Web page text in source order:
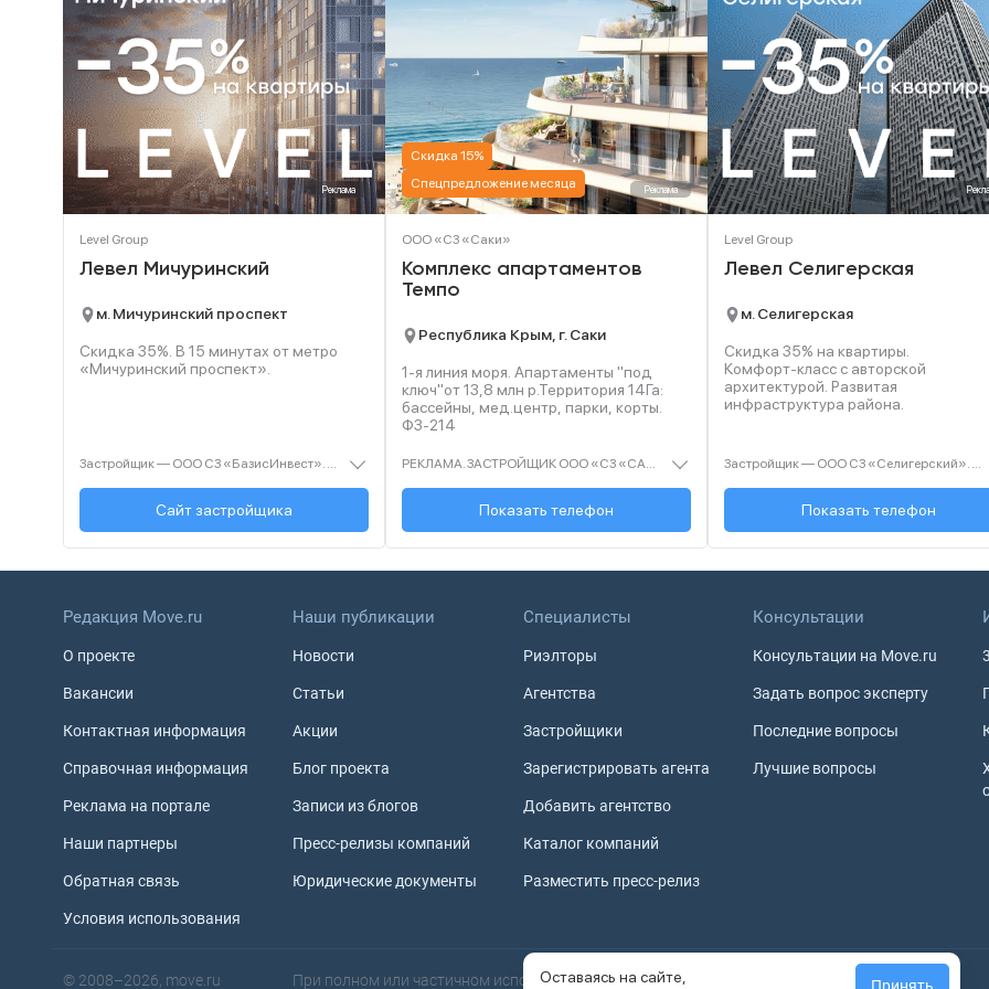
Оставаясь на сайте,
Реклама
Level Group
Левел Мичуринский
м. Мичуринский проспект
Скидка 35%. В 15 минутах от метро
«Мичуринский проспект».
Застройщик — ООО СЗ «БазисИнвест». Проектная декларация — наш.дом.рф. Акция до 31.08.2026. Не оферта. Подробности — level.ru
Сайт застройщика
Скидка 15%
Спецпредложение месяца
Реклама
ООО «СЗ «Саки»
Комплекс апартаментов
Темпо
Республика Крым, г. Саки
1-я линия моря. Апартаменты "под
ключ"от 13,8 млн р.Территория 14Га:
бассейны, мед.центр, парки, корты.
ФЗ-214
РЕКЛАМА. ЗАСТРОЙЩИК ООО «СЗ «САКИ». ИНН 9102283467. ПРОЕКТНАЯ ДЕКЛАРАЦИЯ НА САЙТЕ НАШ.ДОМ.РФ.ОЦЕНИВАЙТЕ СВОИ ФИНАНСОВЫЕ ВОЗМОЖНОСТИ И РИСКИ. «РАССРОЧКА В ТЕМПЕ ОТПУСКА»: РАССРОЧКА ОТ ЗАСТРОЙЩИКА НА СРОК 18 МЕСЯЦЕВ, ПРИ ПВ 25%, 75% ОПЛАЧИВАЕТСЯ ЕЖЕКВАРТАЛЬНЫМИ ПЛАТЕЖАМИ. СРОК АКЦИИ С 27.04.2026 ДО 30.06.2026. ПОДРОБНЕЕ НА САЙТЕ TEMPO-RESORT.COM
+7 (931) 009-09-...
Показать телефон
Level Group
Левел Селигерская
м. Селигерская
Скидка 35% на квартиры.
Комфорт‑класс с авторской
архитектурой. Развитая
инфраструктура района.
Застройщик — ООО СЗ «Селигерский». Проектная декларация — наш.дом.рф. Акция до 28.02.26. Не оферта. Подробности — Level.ru
+7 (495) 127-68-...
Показать телефон
Редакция Move.ru
О проекте
Вакансии
Контактная информация
Справочная информация
Реклама на портале
Наши партнеры
Обратная связь
Условия использования
Наши публикации
Новости
Статьи
Акции
Блог проекта
Записи из блогов
Пресс-релизы компаний
Юридические документы
Специалисты
Риэлторы
Агентства
Застройщики
Зарегистрировать агента
Добавить агентство
Каталог компаний
Разместить пресс-релиз
Консультации
Консультации на Move.ru
Задать вопрос эксперту
Последние вопросы
Лучшие вопросы
© 2008–2026, move.ru При полном или частичном использовании материалов с сайта в интернете активная